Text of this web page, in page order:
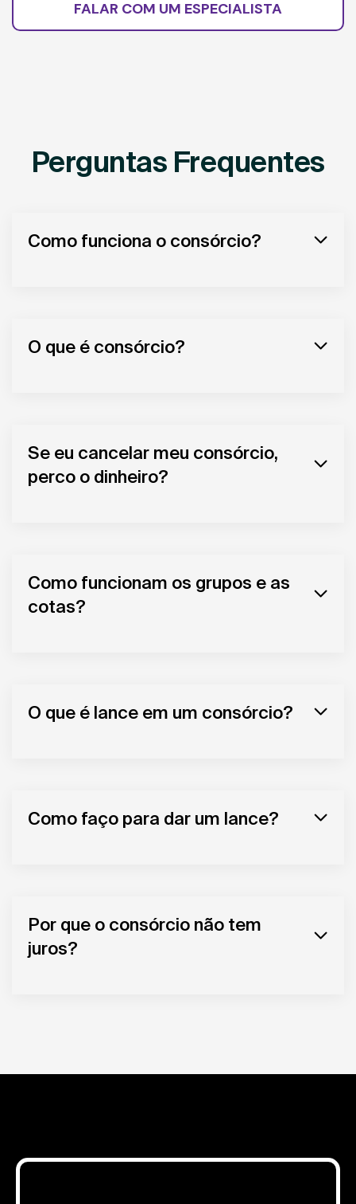
FALAR COM UM ESPECIALISTA
Perguntas Frequentes
Como funciona o consórcio?
O que é consórcio?
Se eu cancelar meu consórcio,
perco o dinheiro?
Como funcionam os grupos e as
cotas?
O que é lance em um consórcio?
Como faço para dar um lance?
Por que o consórcio não tem
juros?